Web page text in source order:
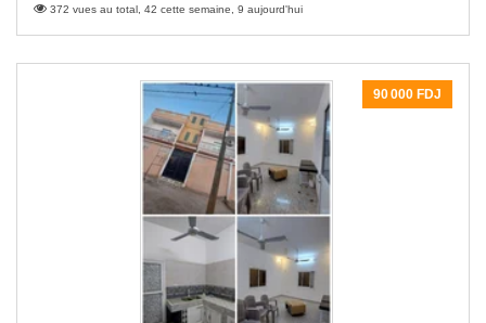
372 vues au total, 42 cette semaine, 9 aujourd'hui
90 000 FDJ